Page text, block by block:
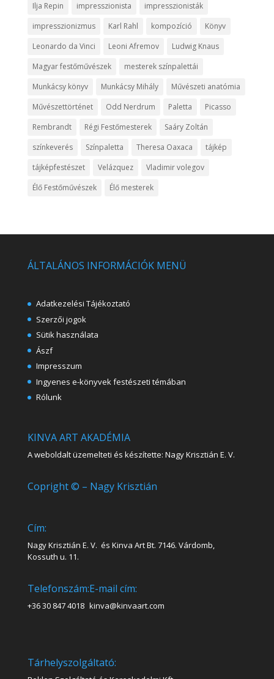
Ilja Repin
impresszionista
impresszionisták
impresszionizmus
Karl Rahl kompozíció
Könyv
Leonardo da Vinci
Leoni Afremov
Ludwig Knaus
Magyar festőművészek
mesterek színpalettái
Munkácsy könyv
Munkácsy Mihály
Művészeti anatómia
Művészettörténet
Odd Nerdrum Paletta
Picasso
Rembrandt
Régi Festőmesterek
Saáry Zoltán
színkeverés
Színpaletta Theresa Oaxaca
tájkép
tájképfestészet
Velázquez
Vladimir volegov
Élő Festőművészek
Élő mesterek
ÁLTALÁNOS INFORMÁCIÓK MENÜ
Adatkezelési Tájékoztató
Szerzői jogok
Sütik használata
Ászf
Impresszum
Ingyenes e-könyvek festészeti témában
Rólunk
KINVA ART AKADÉMIA
A weboldalt üzemelteti és készítette: Nagy Krisztián E. V.
Copright © – Nagy Krisztián
Cím:
Nagy Krisztián E. V. és Kinva Art Bt. 7146. Várdomb,
Kossuth u. 11.
Telefonszám:
+36 30 847 4018
E-mail cím:
kinva@kinvaart.com
Tárhelyszolgáltató: